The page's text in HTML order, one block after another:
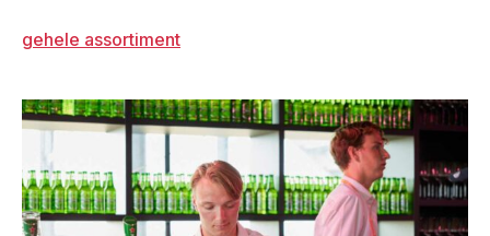
gehele assortiment